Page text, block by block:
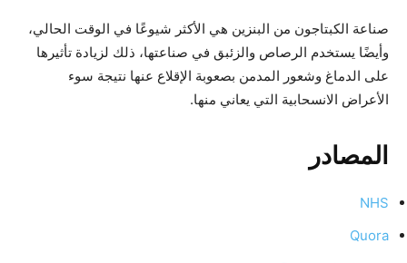
صناعة الكبتاجون من البنزين هي الأكثر شيوعًا في الوقت الحالي،
وأيضًا يستخدم الرصاص والزئبق في صناعتها، ذلك لزيادة تأثيرها
على الدماغ وشعور المدمن بصعوبة الإقلاع عنها نتيجة سوء
الأعراض الانسحابية التي يعاني منها.
المصادر
NHS
Quora